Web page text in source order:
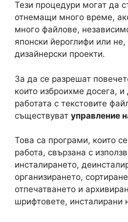
Тези процедури могат да
отнемащи много време,
много файлове,
японски йероглифи или
дизайнерски проекти.
За да се разрешат
които изброихме досега, и
работата с текстовите
съществуват управление
Това са програми, които
работа, свързана с
инсталирането,
организирането,
отпечатването и
шрифтовете, инсталирани